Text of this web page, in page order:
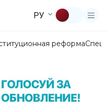
РУ
реформа